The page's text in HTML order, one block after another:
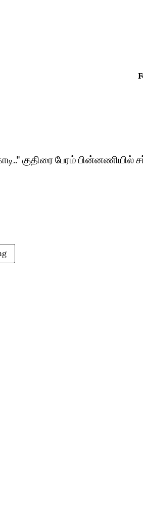
குதிரை பேரம்